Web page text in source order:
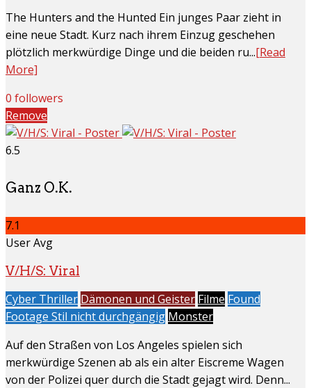
The Hunters and the Hunted Ein junges Paar zieht in
eine neue Stadt. Kurz nach ihrem Einzug geschehen
plötzlich merkwürdige Dinge und die beiden ru...[Read
More]
0 followers
Remove
6.5
Ganz O.K.
7.1
User Avg
V/H/S: Viral
Cyber Thriller Dämonen und Geister Filme Found
Footage Stil nicht durchgängig Monster
Auf den Straßen von Los Angeles spielen sich
merkwürdige Szenen ab als ein alter Eiscreme Wagen
von der Polizei quer durch die Stadt gejagt wird. Denn...